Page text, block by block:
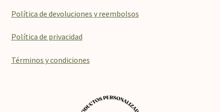
Política de devoluciones y reembolsos
Política de privacidad
Términos y condiciones